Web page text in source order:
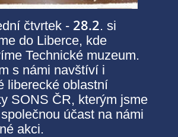
čtvrtek - 28.2. si
do Liberce, kde
Technické muzeum.
s námi navštíví i
liberecké oblastní
SONS ČR, kterým jsme
účast na námi
akci.